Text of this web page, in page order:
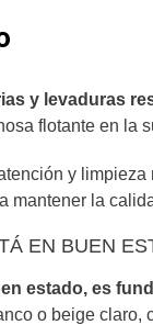
y levaduras
flotante en la
y
mantener la
EN BUEN
estado, es
o beige